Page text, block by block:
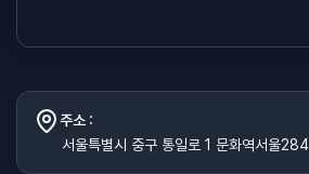
주소 :
서울특별시 중구 통일로 1 문화역서울284